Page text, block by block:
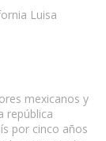
Luisa
mexicanos y
república
por cinco años